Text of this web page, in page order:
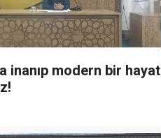
inanıp modern bir hayat